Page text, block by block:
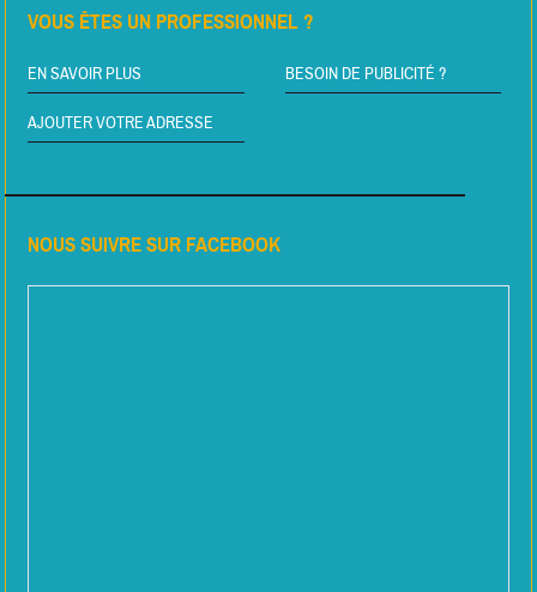
VOUS ÊTES UN PROFESSIONNEL ?
EN SAVOIR PLUS BESOIN DE PUBLICITÉ ?
AJOUTER VOTRE ADRESSE
NOUS SUIVRE SUR FACEBOOK